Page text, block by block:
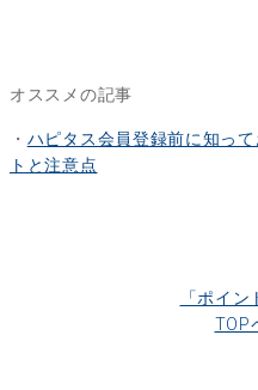
オススメの記事
・ ハピタス会員登録前に知っ
トと注意点
「ポイン
TOP